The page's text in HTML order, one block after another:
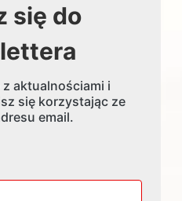
się do
aktualnościami i
się korzystając ze
email.